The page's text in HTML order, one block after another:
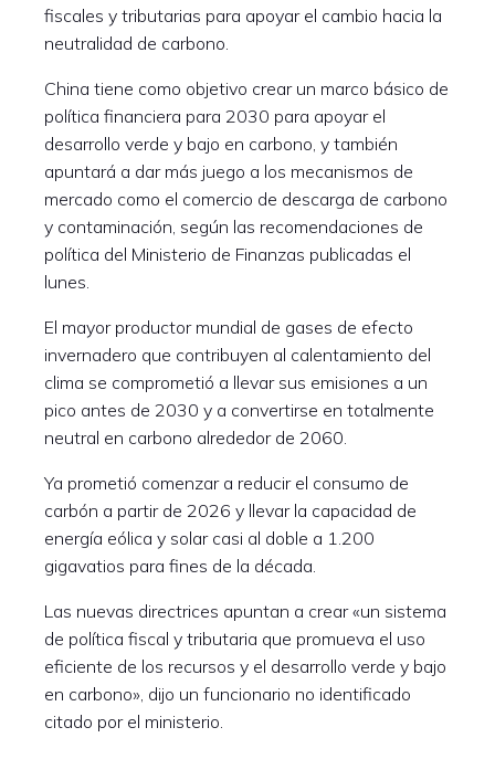
fiscales y tributarias para apoyar el cambio hacia la
neutralidad de carbono.
China tiene como objetivo crear un marco básico de
política financiera para 2030 para apoyar el
desarrollo verde y bajo en carbono, y también
apuntará a dar más juego a los mecanismos de
mercado como el comercio de descarga de carbono
y contaminación, según las recomendaciones de
política del Ministerio de Finanzas publicadas el
lunes.
El mayor productor mundial de gases de efecto
invernadero que contribuyen al calentamiento del
clima se comprometió a llevar sus emisiones a un
pico antes de 2030 y a convertirse en totalmente
neutral en carbono alrededor de 2060.
Ya prometió comenzar a reducir el consumo de
carbón a partir de 2026 y llevar la capacidad de
energía eólica y solar casi al doble a 1.200
gigavatios para fines de la década.
Las nuevas directrices apuntan a crear «un sistema
de política fiscal y tributaria que promueva el uso
eficiente de los recursos y el desarrollo verde y bajo
en carbono», dijo un funcionario no identificado
citado por el ministerio.